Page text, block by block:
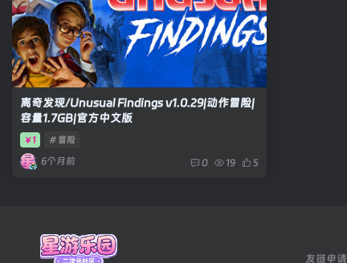
离奇发现/Unusual Findings v1.0.29|动作冒险|
容量1.7GB|官方中文版
￥1 # 冒险
6个月前 0 19 5
友链申请